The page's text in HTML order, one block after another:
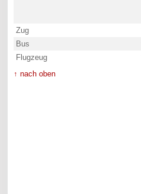
Zug
Bus
Flugzeug
↑ nach oben